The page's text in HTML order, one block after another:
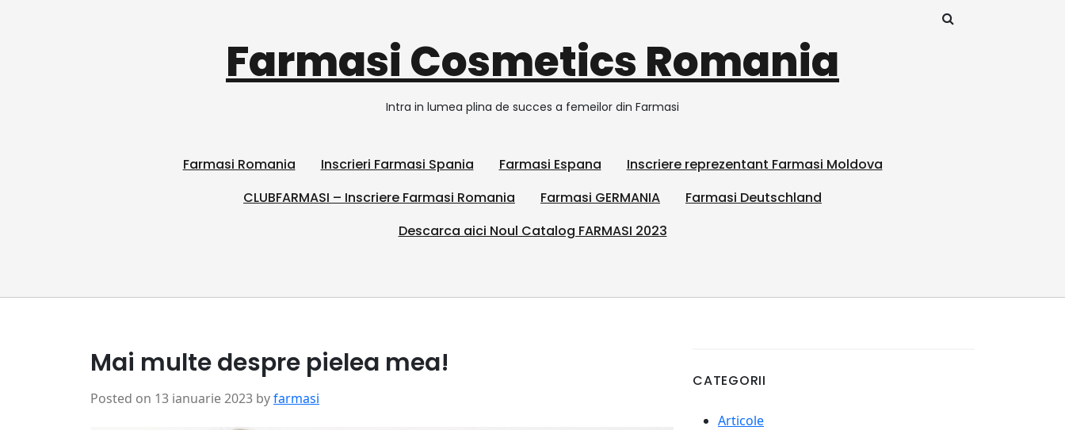
Farmasi Cosmetics Romania
Intra in lumea plina de succes a femeilor din Farmasi
Farmasi Romania Inscrieri Farmasi Spania Farmasi Espana
Inscriere reprezentant Farmasi Moldova
CLUBFARMASI – Inscriere Farmasi Romania
Farmasi GERMANIA
Farmasi Deutschland
Descarca aici Noul Catalog FARMASI 2023
Mai multe despre pielea mea!
Posted on 13 ianuarie 2023 byfarmasi
CATEGORII
Articole